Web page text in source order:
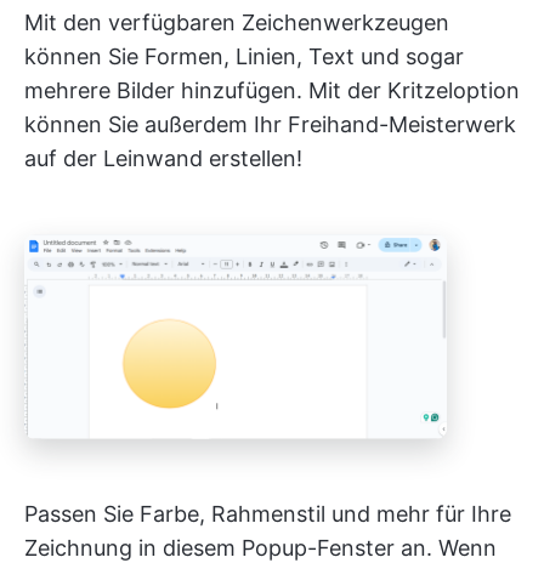
Mit den verfügbaren Zeichenwerkzeugen
können Sie Formen, Linien, Text und sogar
mehrere Bilder hinzufügen. Mit der Kritzeloption
können Sie außerdem Ihr Freihand-Meisterwerk
auf der Leinwand erstellen!
Passen Sie Farbe, Rahmenstil und mehr für Ihre
Zeichnung in diesem Popup-Fenster an. Wenn